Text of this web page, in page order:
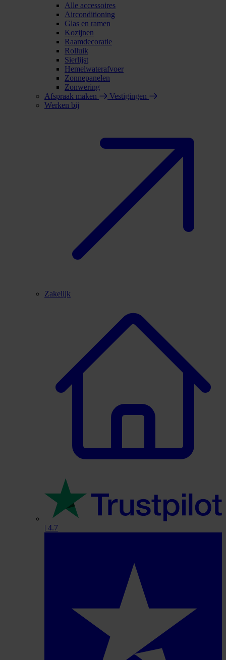
Alle accessoires
Airconditioning
Glas en ramen
Kozijnen
Raamdecoratie
Rolluik
Sierlijst
Hemelwaterafvoer
Zonnepanelen
Zonwering
Afspraak maken
Vestigingen
Werken bij
Zakelijk
| 4.7